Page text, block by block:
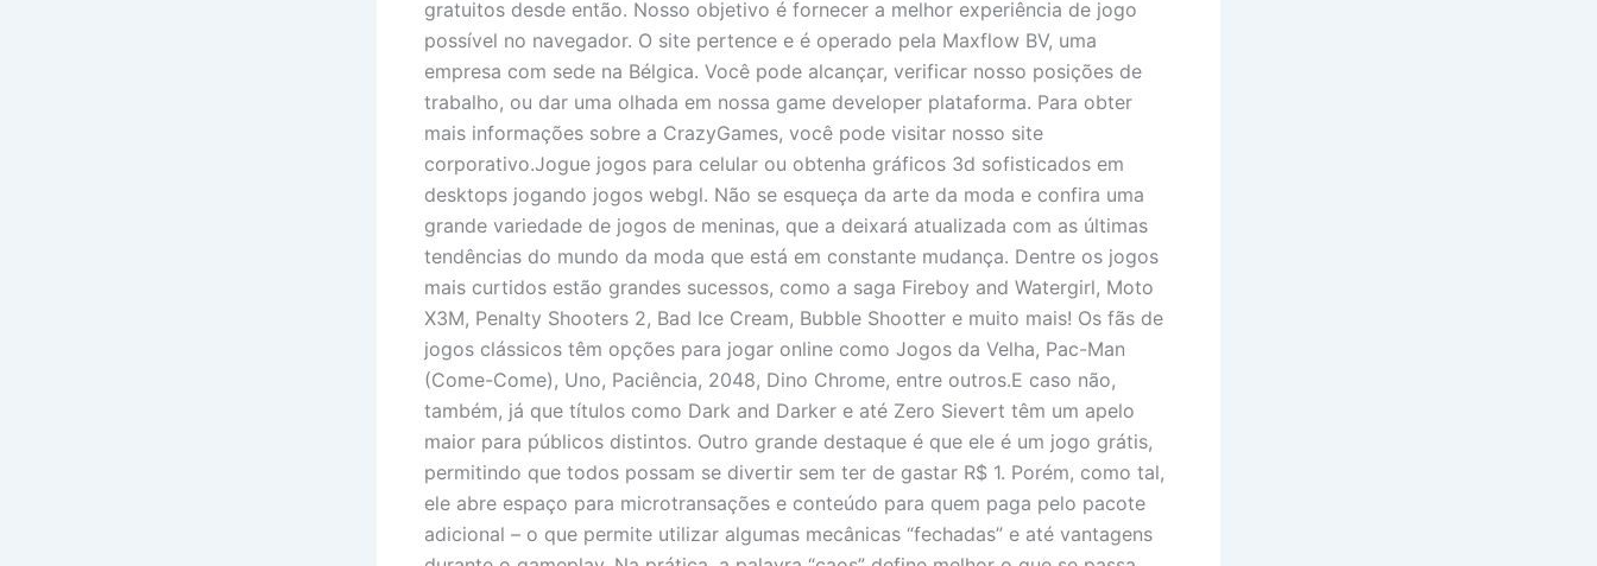
gratuitos desde então. Nosso objetivo é fornecer a melhor experiência de jogo
possível no navegador. O site pertence e é operado pela Maxflow BV, uma
empresa com sede na Bélgica. Você pode alcançar, verificar nosso posições de
trabalho, ou dar uma olhada em nossa game developer plataforma. Para obter
mais informações sobre a CrazyGames, você pode visitar nosso site
corporativo.Jogue jogos para celular ou obtenha gráficos 3d sofisticados em
desktops jogando jogos webgl. Não se esqueça da arte da moda e confira uma
grande variedade de jogos de meninas, que a deixará atualizada com as últimas
tendências do mundo da moda que está em constante mudança. Dentre os jogos
mais curtidos estão grandes sucessos, como a saga Fireboy and Watergirl, Moto
X3M, Penalty Shooters 2, Bad Ice Cream, Bubble Shootter e muito mais! Os fãs de
jogos clássicos têm opções para jogar online como Jogos da Velha, Pac-Man
(Come-Come), Uno, Paciência, 2048, Dino Chrome, entre outros.E caso não,
também, já que títulos como Dark and Darker e até Zero Sievert têm um apelo
maior para públicos distintos. Outro grande destaque é que ele é um jogo grátis,
permitindo que todos possam se divertir sem ter de gastar R$ 1. Porém, como tal,
ele abre espaço para microtransações e conteúdo para quem paga pelo pacote
adicional – o que permite utilizar algumas mecânicas “fechadas” e até vantagens